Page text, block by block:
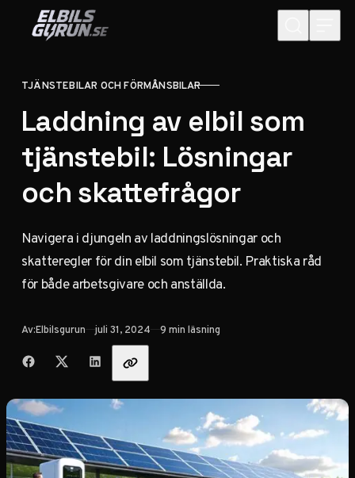
Hoppa till innehåll
KATEGORI
TJÄNSTEBILAR OCH FÖRMÅNSBILAR
Laddning av elbil som
tjänstebil: Lösningar
och skattefrågor
Navigera i djungeln av laddningslösningar och
skatteregler för din elbil som tjänstebil. Praktiska råd
för både arbetsgivare och anställda.
Av:Elbilsgurun Publicerad
juli 31, 2024 9 min läsning
Dela med vänner